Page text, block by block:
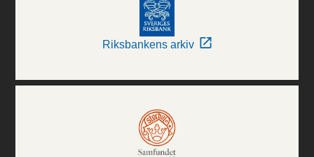
Riksbankens arkiv